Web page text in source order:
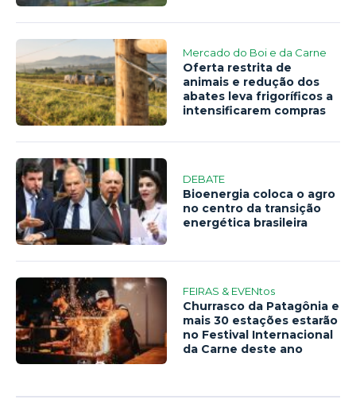
Mercado do Boi e da Carne
Oferta restrita de
animais e redução dos
abates leva frigoríficos a
intensificarem compras
DEBATE
Bioenergia coloca o agro
no centro da transição
energética brasileira
FEIRAS & EVENtos
Churrasco da Patagônia e
mais 30 estações estarão
no Festival Internacional
da Carne deste ano